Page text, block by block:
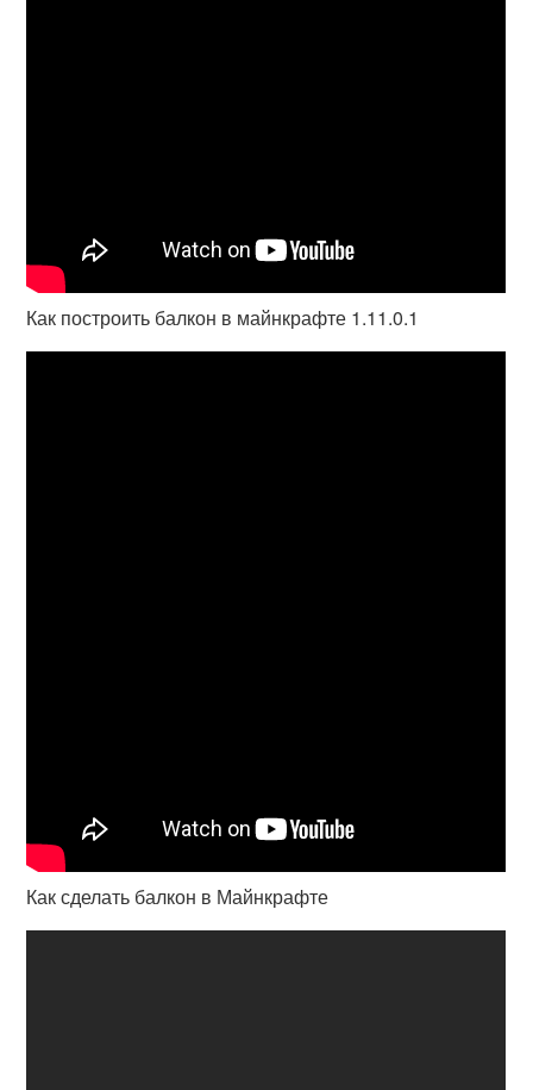
Как построить балкон в майнкрафте 1.11.0.1
Как сделать балкон в Майнкрафте